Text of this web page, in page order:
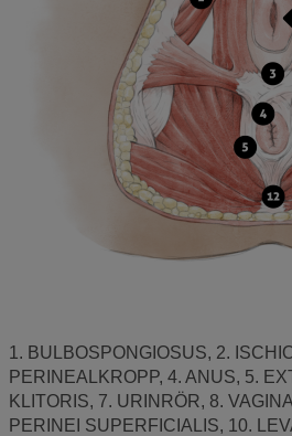
1. BULBOSPONGIOSUS, 2.
PERINEALKROPP, 4. ANUS, 5.
KLITORIS, 7. URINRÖR, 8.
PERINEI SUPERFICIALIS, 10.